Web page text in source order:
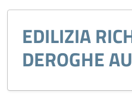
EDILIZIA
DEROGHE